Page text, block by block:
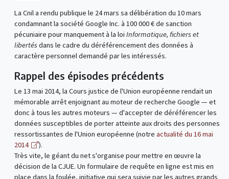
La Cnil a rendu publique le 24 mars sa délibération du 10 mars
condamnant la société Google Inc. à 100 000 € de sanction
pécuniaire pour manquement à la loi Informatique, fichiers et
libertés dans le cadre du déréférencement des données à
caractère personnel demandé par les intéressés.
Rappel des épisodes précédents
Le 13 mai 2014, la Cours justice de l'Union européenne rendait un
mémorable arrêt enjoignant au moteur de recherche Google — et
donc à tous les autres moteurs — d'accepter de déréférencer les
données susceptibles de porter atteinte aux droits des personnes
ressortissantes de l'Union européenne (notre actualité du 16 mai
2014
).
Très vite, le géant du net s'organise pour mettre en œuvre la
décision de la CJUE. Un formulaire de requête en ligne est mis en
place dans la foulée, initiative qui sera suivie par les autres grands